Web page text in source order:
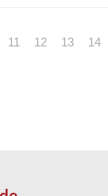
11 12 13 14